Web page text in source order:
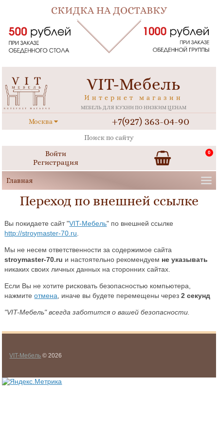
VIT-Мебель
Интернет магазин
МЕБЕЛЬ ДЛЯ КУХНИ ПО НИЗКИМ ЦЕНАМ
Москва +7(927) 363-04-90
Войти
Регистрация
0
Переход по внешней ссылке
Вы покидаете сайт "VIT-Мебель" по внешней ссылке
http://stroymaster-70.ru
Мы не несем ответственности за содержимое сайта
stroymaster-70.ru и настоятельно рекомендуем не указывать
никаких своих личных данных на сторонних сайтах.
Если Вы не хотите рисковать безопасностью компьютера,
нажмитеотмена , иначе вы будете перемещены через2 секунд
"VIT-Мебель" всегда заботится о вашей безопасности.
VIT-Мебель © 2026